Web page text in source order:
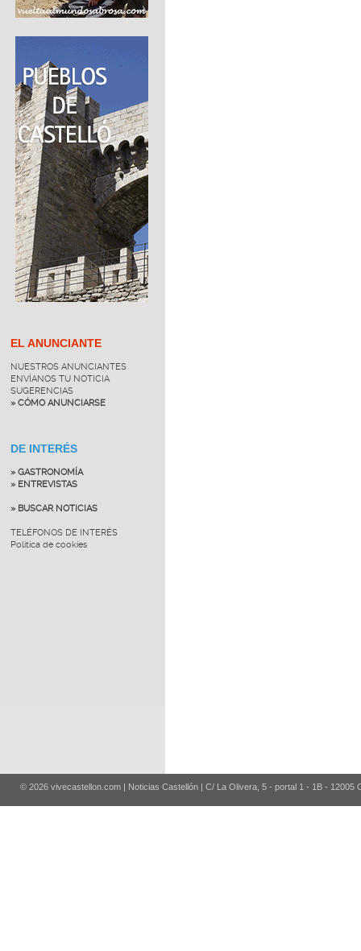
EL ANUNCIANTE
NUESTROS ANUNCIANTES
ENVÍANOS TU NOTICIA
SUGERENCIAS
» CÓMO ANUNCIARSE
DE INTERÉS
» GASTRONOMÍA
» ENTREVISTAS
» BUSCAR NOTICIAS
TELÉFONOS DE INTERÉS
Política de cookies
© 2026 vivecastellon.com | Noticias Castellón | C/ La Olivera, 5 - portal 1 - 1B - 12005